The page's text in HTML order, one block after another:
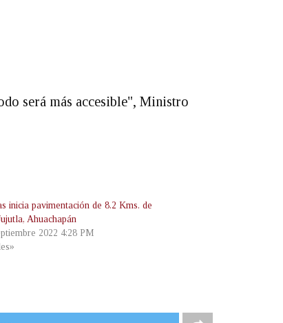
será más accesible", Ministro
inicia pavimentación de 8.2 Kms. de
Ahuachapán
2022 4:28 PM